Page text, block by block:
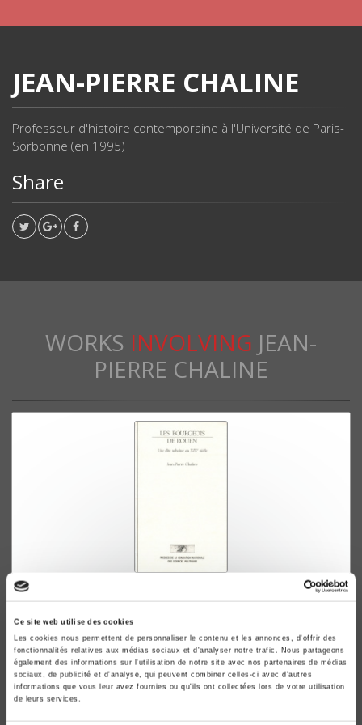
Ce site web utilise des cookies
Les cookies nous permettent de personnaliser le contenu et les annonces, d'offrir des
fonctionnalités relatives aux médias sociaux et d'analyser notre trafic. Nous partageons
également des informations sur l'utilisation de notre site avec nos partenaires de médias
sociaux, de publicité et d'analyse, qui peuvent combiner celles-ci avec d'autres
informations que vous leur avez fournies ou qu'ils ont collectées lors de votre utilisation
de leurs services.
JEAN-PIERRE CHALINE
Professeur d'histoire contemporaine à l'Université de Paris-
Sorbonne (en 1995)
Share
WORKS INVOLVING JEAN-
PIERRE CHALINE
Les Bourgeois de Rouen
Une élite urbaine au XIXe siècle
Jean-Pierre Chaline